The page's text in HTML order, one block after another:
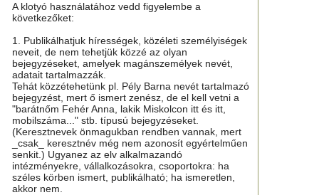
A klotyó használatához vedd figyelembe a
következőket:
1. Publikálhatjuk hírességek, közéleti személyiségek
neveit, de nem tehetjük közzé az olyan
bejegyzéseket, amelyek magánszemélyek nevét,
adatait tartalmazzák.
Tehát közzétehetünk pl. Pély Barna nevét tartalmazó
bejegyzést, mert ő ismert zenész, de el kell vetni a
"barátnőm Fehér Anna, lakik Miskolcon itt és itt,
mobilszáma..." stb. típusú bejegyzéseket.
(Keresztnevek önmagukban rendben vannak, mert
_csak_ keresztnév még nem azonosít egyértelműen
senkit.) Ugyanez az elv alkalmazandó
intézményekre, vállalkozásokra, csoportokra: ha
széles körben ismert, publikálható; ha ismeretlen,
akkor nem.